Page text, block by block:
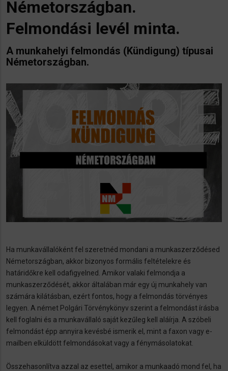
Németországban.
Felmondási levél minta.
A munkahelyi felmondás (Kündigung) típusai
Németországban.
Ha munkavállalóként fel szeretnéd mondani a munkaszerződésed
Németországban, akkor bizonyos formális feltételekre és
határidőkre kell odafigyelned. Amikor valaki felmondja a
munkaszerződését, akkor általában már egy új munkahely van
számára kilátásban, ezért fontos, hogy a felmondás törvényes
legyen. A német Polgári Törvénykönyv szerint a felmondást írásba
kell foglalni és a munkavállaló saját kezűleg kell aláírja. A szóbeli
felmondást épp annyira kevésbé ismerik el, mint a faxon vagy e-
mailben elküldött felmondásokat vagy a fénymásolatokat.
Összehasonlítva azzal az esettel, amikor a munkaadó mond fel, ha